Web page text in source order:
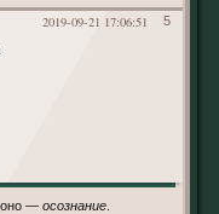
5
2019-09-21 17:06:51
оно —осознание